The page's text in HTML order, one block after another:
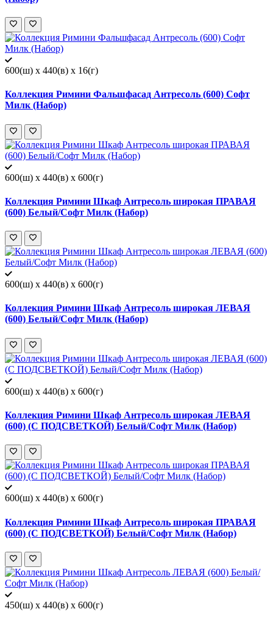
600(ш) x 440(в) x 16(г)
Коллекция Римини Фальшфасад Антресоль (600) Софт
Милк (Набор)
600(ш) x 440(в) x 600(г)
Коллекция Римини Шкаф Антресоль широкая ПРАВАЯ
(600) Белый/Софт Милк (Набор)
600(ш) x 440(в) x 600(г)
Коллекция Римини Шкаф Антресоль широкая ЛЕВАЯ
(600) Белый/Софт Милк (Набор)
600(ш) x 440(в) x 600(г)
Коллекция Римини Шкаф Антресоль широкая ЛЕВАЯ
(600) (С ПОДСВЕТКОЙ) Белый/Софт Милк (Набор)
600(ш) x 440(в) x 600(г)
Коллекция Римини Шкаф Антресоль широкая ПРАВАЯ
(600) (С ПОДСВЕТКОЙ) Белый/Софт Милк (Набор)
450(ш) x 440(в) x 600(г)